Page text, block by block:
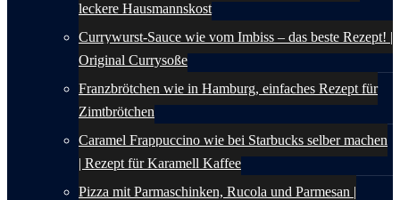
leckere Hausmannskost
Currywurst-Sauce wie vom Imbiss – das beste Rezept! |
Original Currysoße
Franzbrötchen wie in Hamburg, einfaches Rezept für
Zimtbrötchen
Caramel Frappuccino wie bei Starbucks selber machen
| Rezept für Karamell Kaffee
Pizza mit Parmaschinken, Rucola und Parmesan |